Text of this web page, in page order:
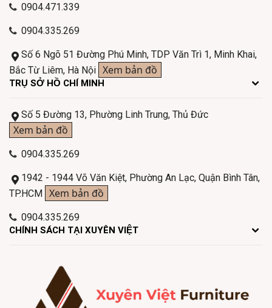
CHÍNH SÁCH TẠI XUYÊN VIỆT
TRỤ SỞ HỒ CHÍ MINH
Số 5 Đường 13, Phường Linh Trung, Thủ Đức
Xem bản đồ
0904.335.269
1942 - 1944 Võ Văn Kiệt, Phường An Lạc, Quận Bình Tân,
TP.HCM Xem bản đồ
0904.335.269
0904.471.339
0904.335.269
Số 6 Ngõ 51 Đường Phú Minh, TDP Văn Trì 1, Minh Khai,
Bắc Từ Liêm, Hà Nội Xem bản đồ